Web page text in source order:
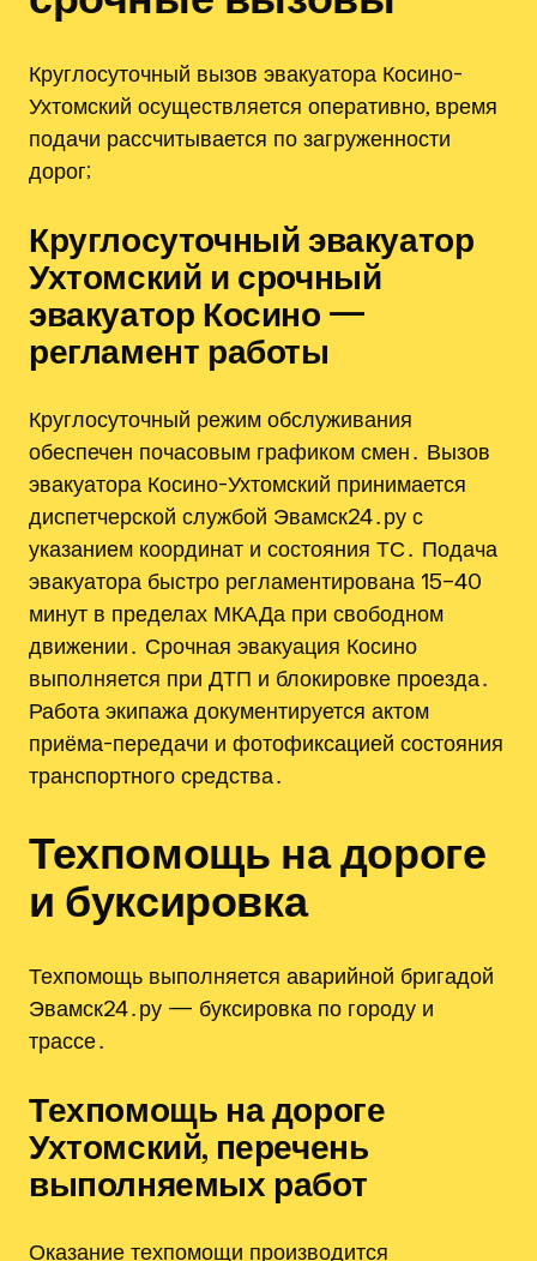
Круглосуточный вызов эвакуатора Косино-
Ухтомский осуществляется оперативно, время
подачи рассчитывается по загруженности
дорог;
Круглосуточный эвакуатор
Ухтомский и срочный
эвакуатор Косино —
регламент работы
Круглосуточный режим обслуживания
обеспечен почасовым графиком смен․ Вызов
эвакуатора Косино-Ухтомский принимается
диспетчерской службой Эвамск24․ру с
указанием координат и состояния ТС․ Подача
эвакуатора быстро регламентирована 15–40
минут в пределах МКАДа при свободном
движении․ Срочная эвакуация Косино
выполняется при ДТП и блокировке проезда․
Работа экипажа документируется актом
приёма-передачи и фотофиксацией состояния
транспортного средства․
Техпомощь на дороге
и буксировка
Техпомощь выполняется аварийной бригадой
Эвамск24․ру — буксировка по городу и
трассе․
Техпомощь на дороге
Ухтомский, перечень
выполняемых работ
Оказание техпомощи производится